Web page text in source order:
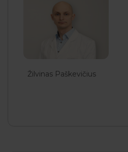
Žilvinas Paškevičius